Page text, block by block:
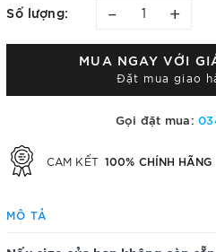
Số lượng: – +
MUA NGAY VỚI
Đặt mua giao
Gọi đặt mua:
CAM KẾT 100% CHÍNH HÃNG
MÔ TẢ